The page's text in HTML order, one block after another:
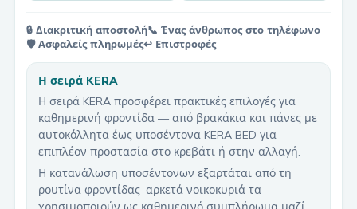
🔒 Διακριτική αποστολή📞 Ένας άνθρωπος στο τηλέφωνο
🛡️ Ασφαλείς πληρωμές↩️ Επιστροφές
Η σειρά KERA
Η σειρά KERA προσφέρει πρακτικές επιλογές για
καθημερινή φροντίδα — από βρακάκια και πάνες με
αυτοκόλλητα έως υποσέντονα KERA BED για
επιπλέον προστασία στο κρεβάτι ή στην αλλαγή.
Η κατανάλωση υποσέντονων εξαρτάται από τη
ρουτίνα φροντίδας· αρκετά νοικοκυριά τα
χρησιμοποιούν ως καθημερινό συμπλήρωμα μαζί